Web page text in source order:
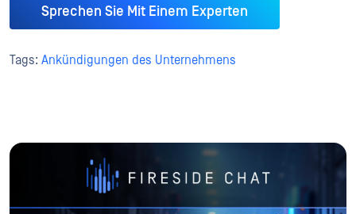
Sprechen Sie Mit Einem Experten
Tags: Ankündigungen des Unternehmens